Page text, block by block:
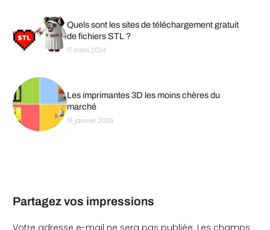
Quels sont les sites de téléchargement gratuit
de fichiers STL ?
17 mars 2024
Les imprimantes 3D les moins chères du
marché
16 janvier 2025
Partagez vos impressions
Votre adresse e-mail ne sera pas publiée. Les champs